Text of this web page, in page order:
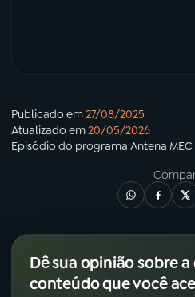
Publicado em27/08/2025
Atualizado em20/05/2026
Episódio do programa Antena MEC
Dê sua opinião sobre
conteúdo que você